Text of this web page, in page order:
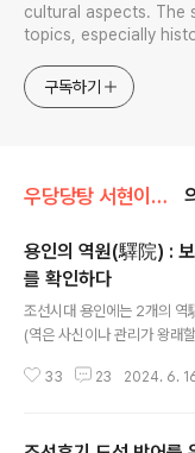
cultural aspects. The
topics, especially
approach will be to
generalized viewpoint
구독하기
우당당탕 서현이의 문화유산 답사기
용인의 역원(驛院) :
를 확인하다
조선시대 용인에는 2개의
(역은 사신이나 관리가 왕래
: 현의 남쪽에서 5리 떨어진
33 23 2024. 6.